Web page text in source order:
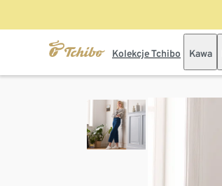
Kolekcje Tchibo Kawa